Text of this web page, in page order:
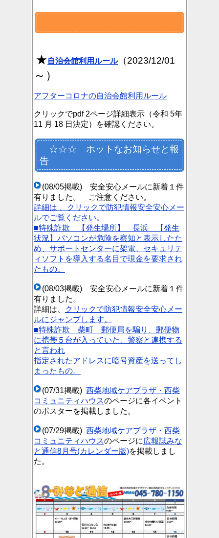
★自治会館利用ルール（2023/12/01
～）
アフターコロナの自治会館利用ルール
クリックでpdf 2ページ詳細表示（令和 5年
11 月 18 日決定）を確認ください。
☆☆☆ ホットなお知らせと報
告
(08/05掲載) 安全安心メールに新着１件
有りました。 ご注意ください。
詳細は 、クリックで防犯情報安全安心メー
ルでご覧ください。
■特殊詐欺
【発生場所】 長浜
【発生
状況】パソコンが危険を察知と表示したた
め、サポートセンターに架電、セキュリテ
ィソフトを導入する名目で現金を要求され
たもの。
(08/03掲載) 安全安心メールに新着１件
有りました。
詳細は、
クリックで防犯情報安全安心メー
ルにジャンプします。
■特殊詐欺 柴町 郵便局を騙り、郵便物
に携帯５台が入っていた、警察と連携する
と言われ
指定されたアドレスに暗号資産を送ってし
まったもの。
(07/31掲載) 西柴地域ケアプラザ・西柴
コミュニティハウスのページに各イベント
のポスターを掲載しました。
(07/29掲載) 西柴地域ケアプラザ・西柴
コミュニティハウスのページに 広報誌みな
と通信8月号(カレンダー版)を掲載しまし
た。